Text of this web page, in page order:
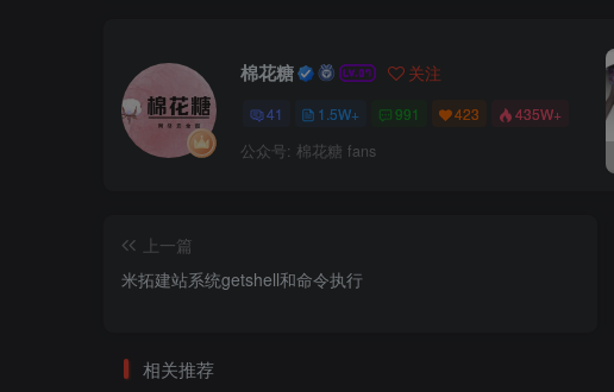
棉花糖 关注
41 1.5W+ 991 423 435W+
公众号: 棉花糖 fans
上一篇
米拓建站系统getshell和命令执行
相关推荐